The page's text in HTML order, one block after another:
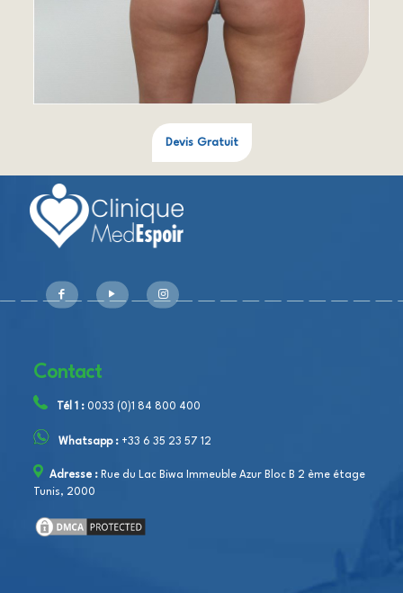
Devis Gratuit
Contact
Tél 1 : 0033 (0)1 84 800 400
Whatsapp : +33 6 35 23 57 12
Adresse : Rue du Lac Biwa Immeuble Azur Bloc B 2 ème étage
Tunis, 2000